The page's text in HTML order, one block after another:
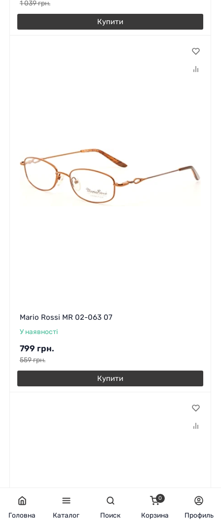
1 039грн.
Купити
Mario Rossi MR 02-063 07
У наявності
799 грн.
559грн.
Купити
Головна Каталог Поиск
0
Корзина Профиль